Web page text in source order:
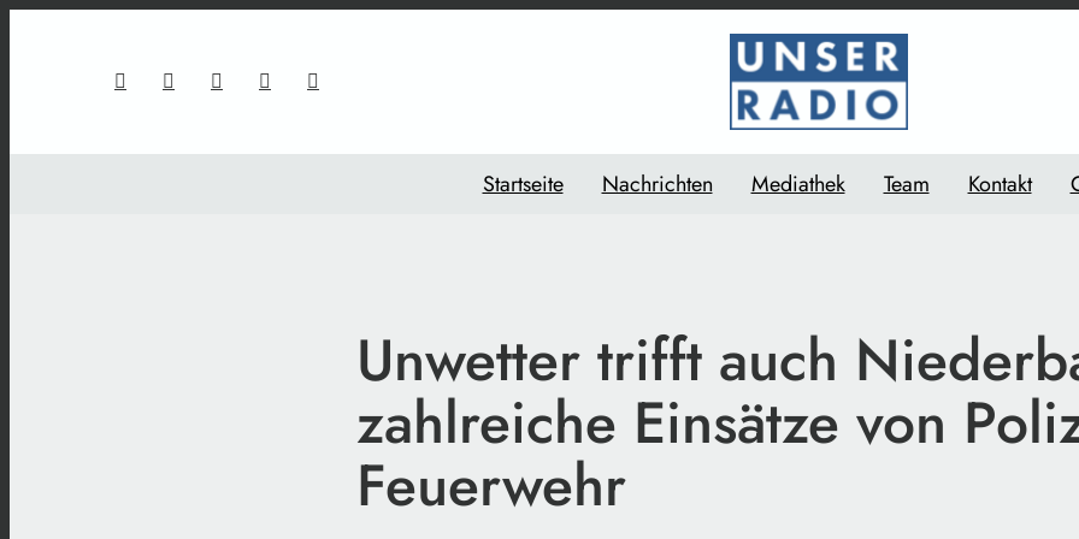
Startseite Nachrichten Mediathek Team Kontakt
Unwetter trifft auch
zahlreiche Einsätze von
Feuerwehr